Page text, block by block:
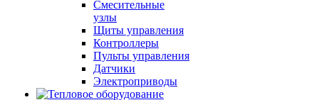
Смесительные
узлы
Щиты управления
Контроллеры
Пульты управления
Датчики
Электроприводы